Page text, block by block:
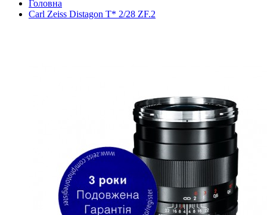
Головна
Carl Zeiss Distagon T* 2/28 ZF.2